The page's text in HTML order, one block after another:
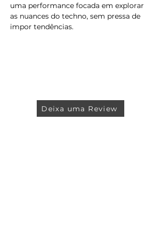
uma performance focada em explorar
as nuances do techno, sem pressa de
impor tendências.
Deixa uma Review